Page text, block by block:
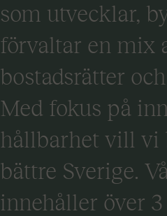
som utvecklar,
förvaltar en mix
bostadsrätter
Med fokus på
hållbarhet vill vi
bättre Sverige.
innehåller över